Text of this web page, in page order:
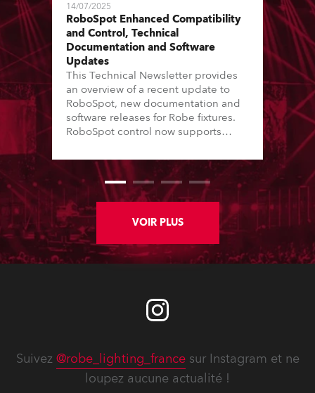
14/07/2025
RoboSpot Enhanced Compatibility
and Control, Technical
Documentation and Software
Updates
This Technical Newsletter provides
an overview of a recent update to
RoboSpot, new documentation and
software releases for Robe fixtures.
RoboSpot control now supports
Colour channels, while various fixes
enhance reliability and workflow.
New Service Manuals, Technical
Bulletins and updated Spare Parts
Price Lists are available for
download. In addition, software
updates for lighting fixtures
introduce new features, performance
VOIR PLUS
Suivez @robe_lighting_francesur Instagram et ne
loupez aucune actualité !